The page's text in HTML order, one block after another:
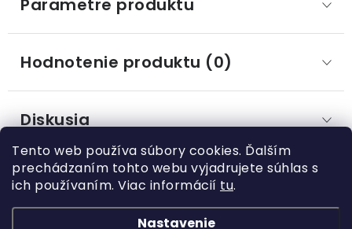
Tento web používa súbory cookies. Ďalším
prechádzaním tohto webu vyjadrujete súhlas s
ich používaním. Viac informácií tu.
Nastavenie
Hodnotenie produktu (0)
Diskusia
á